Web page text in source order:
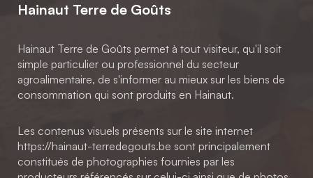
Hainaut Terre de Goûts
Hainaut Terre de Goûts permet à tout visiteur, qu'il soit
simple particulier ou professionnel du secteur
agroalimentaire, de s'informer au mieux sur les biens de
consommation qui sont produits en Hainaut.
Les contenus visuels présents sur le site internet
https://hainaut-terredegouts.be sont principalement
constitués de photographies fournies par les